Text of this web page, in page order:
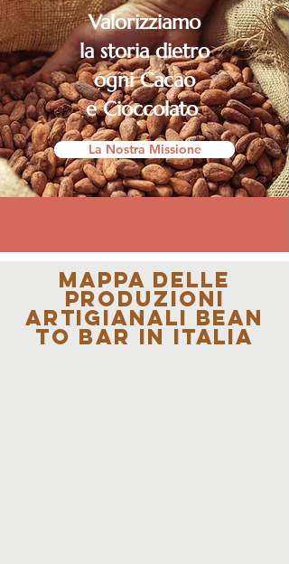
collaborativa?
Unisciti a noi!
Contattaci
Valorizziamo
la storia dietro
ogni Cacao
e Cioccolato
La Nostra Missione
Mappa deLLE
PRODUZIONI
ARTIGIANALI Bean
To Bar in ITALIA